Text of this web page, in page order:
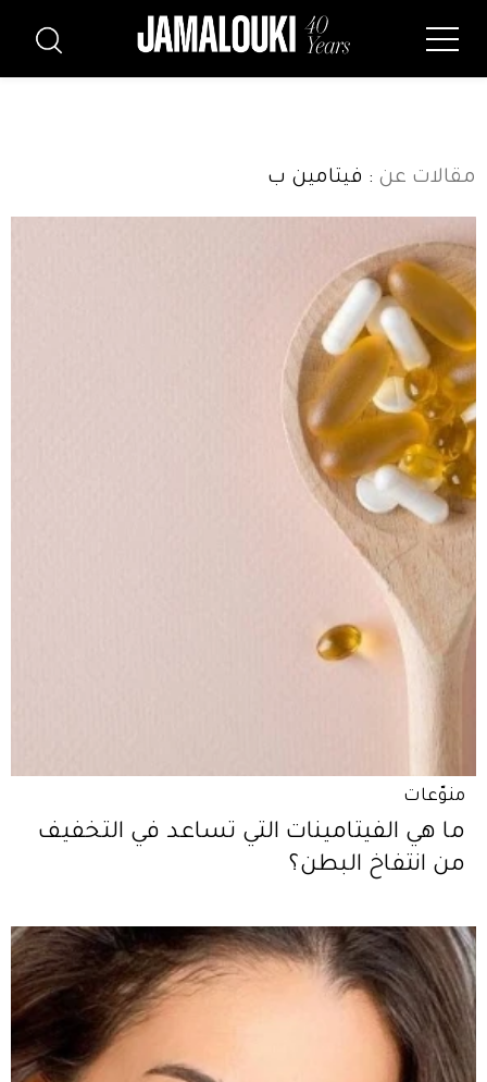
مقالات عن : فيتامين ب
منوّعات
ما هي الفيتامينات التي تساعد في التخفيف
من انتفاخ البطن؟